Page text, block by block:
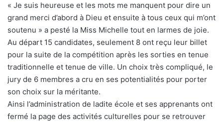
« Je suis heureuse et les mots me manquent pour dire un
grand merci d’abord à Dieu et ensuite à tous ceux qui m’ont
soutenu » a pesté la Miss Michelle tout en larmes de joie.
Au départ 15 candidates, seulement 8 ont reçu leur billet
pour la suite de la compétition après les sorties en tenue
traditionnelle et tenue de ville. Un choix très compliqué, le
jury de 6 membres a cru en ses potentialités pour porter
son choix sur la méritante.
Ainsi l’administration de ladite école et ses apprenants ont
fermé la page des activités culturelles pour se retrouver